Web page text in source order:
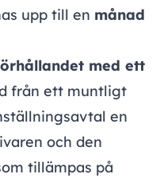
upp till en månad
med ett
från ett muntligt
en
och den
tillämpas på